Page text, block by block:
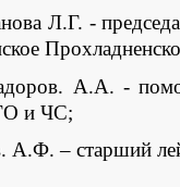
-
А.А. - помощник
и ЧС;
А.Ф. – старший